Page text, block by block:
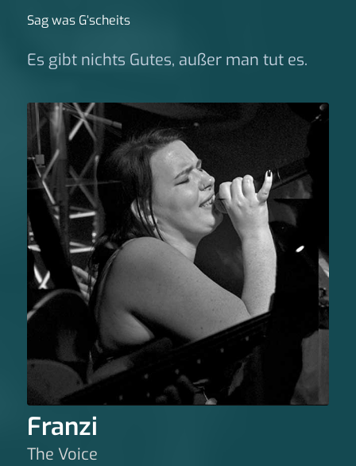
Sag was G‘scheits
Es gibt nichts Gutes, außer man tut es.
Franzi
The Voice